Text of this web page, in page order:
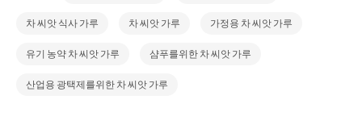
차 씨앗 식사 가루 차 씨앗 가루 가정용 차 씨앗 가루
유기 농약 차 씨앗 가루 샴푸를위한 차 씨앗 가루
산업용 광택제를위한 차 씨앗 가루